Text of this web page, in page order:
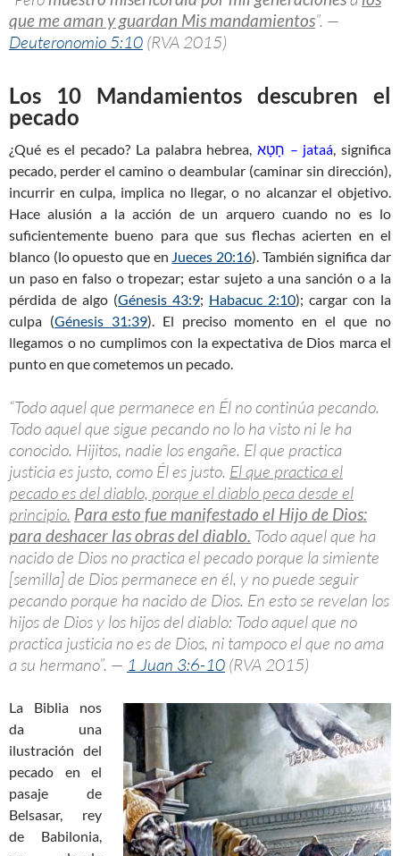
que me aman y guardan Mis mandamientos”. —
Deuteronomio 5:10 (RVA 2015)
Los 10 Mandamientos descubren el
pecado
¿Qué es el pecado? La palabra hebrea, חָטָא – jataá, significa
pecado, perder el camino o deambular (caminar sin dirección),
incurrir en culpa, implica no llegar, o no alcanzar el objetivo.
Hace alusión a la acción de un arquero cuando no es lo
suficientemente bueno para que sus flechas acierten en el
blanco (lo opuesto que en Jueces 20:16). También significa dar
un paso en falso o tropezar; estar sujeto a una sanción o a la
pérdida de algo (Génesis 43:9; Habacuc 2:10); cargar con la
culpa (Génesis 31:39). El preciso momento en el que no
llegamos o no cumplimos con la expectativa de Dios marca el
punto en que cometemos un pecado.
“Todo aquel que permanece en Él no continúa pecando.
Todo aquel que sigue pecando no lo ha visto ni le ha
conocido. Hijitos, nadie los engañe. El que practica
justicia es justo, como Él es justo. El que practica el
pecado es del diablo, porque el diablo peca desde el
principio. Para esto fue manifestado el Hijo de Dios:
para deshacer las obras del diablo. Todo aquel que ha
nacido de Dios no practica el pecado porque la simiente
[semilla] de Dios permanece en él, y no puede seguir
pecando porque ha nacido de Dios. En esto se revelan los
hijos de Dios y los hijos del diablo: Todo aquel que no
practica justicia no es de Dios, ni tampoco el que no ama
a su hermano”. — 1 Juan 3:6-10 (RVA 2015)
La Biblia nos
da una
ilustración del
pecado en el
pasaje de
Belsasar, rey
de Babilonia,